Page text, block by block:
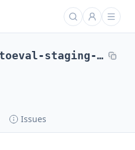
autoeval-staging-eval-project-10ed116c-31d4-4ba0-bd5f-bb1e5d10e5a1-6155
Issues